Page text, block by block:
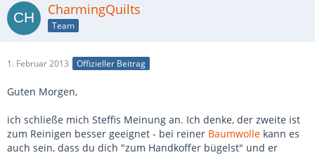
CharmingQuilts
Team
1. Februar 2013 Offizieller Beitrag
Guten Morgen,
ich schließe mich Steffis Meinung an. Ich denke, der zweite ist
zum Reinigen besser geeignet - bei reiner Baumwolle kann es
auch sein, dass du dich "zum Handkoffer bügelst" und er